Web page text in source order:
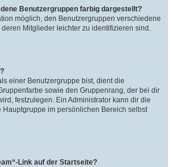
Benutzergruppen farbig dargestellt?
möglich, den Benutzergruppen verschiedene
Mitglieder leichter zu identifizieren sind.
einer Benutzergruppe bist, dient die
sowie den Gruppenrang, der bei dir
festzulegen. Ein Administrator kann dir die
Hauptgruppe im persönlichen Bereich selbst
Link auf der Startseite?